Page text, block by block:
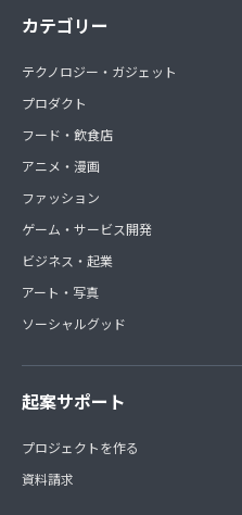
カテゴリー
テクノロジー・ガジェット
プロダクト
フード・飲食店
アニメ・漫画
ファッション
ゲーム・サービス開発
ビジネス・起業
アート・写真
ソーシャルグッド
起案サポート
プロジェクトを作る
資料請求